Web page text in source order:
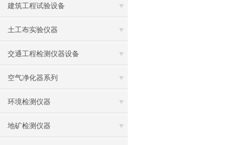
建筑工程试验设备
土工布实验仪器
交通工程检测仪器设备
空气净化器系列
环境检测仪器
地矿检测仪器